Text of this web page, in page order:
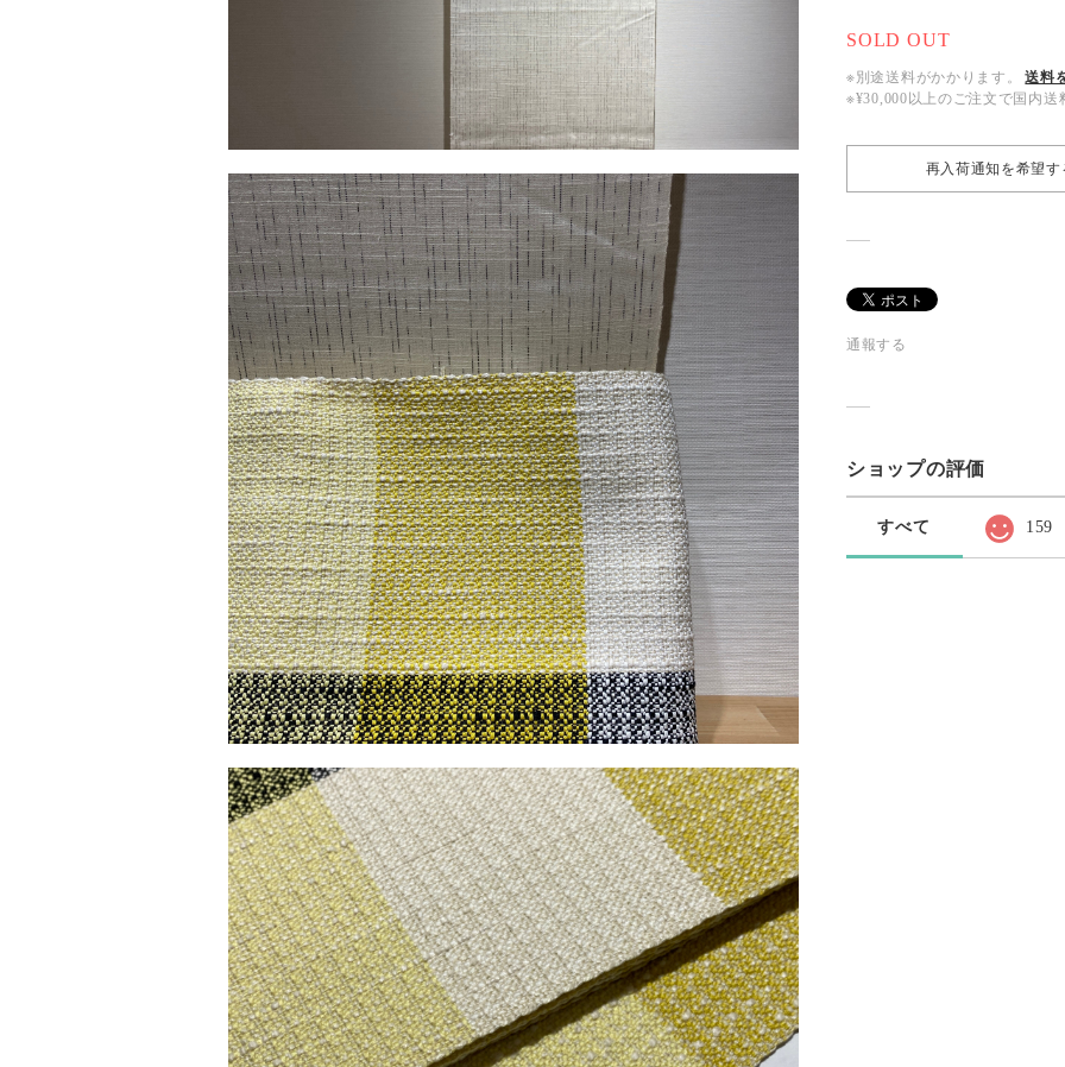
SOLD OUT
※別途送料がかかります。
送料
※¥30,000以上のご注文で国内
再入荷通知を希望す
通報する
ショップの評価
すべて 159